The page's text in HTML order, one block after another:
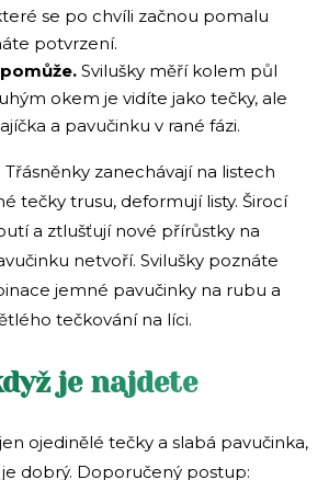
se po chvíli začnou pomalu
potvrzení.
Svilušky měří kolem půl
okem je vidíte jako tečky, ale
a pavučinku v rané fázi.
zanechávají na listech
tečky trusu, deformují listy. Širocí
a ztlušťují nové přírůstky na
netvoří. Svilušky poznáte
jemné pavučinky na rubu a
tečkování na líci.
je najdete
ojedinělé tečky a slabá pavučinka,
dobrý. Doporučený postup: